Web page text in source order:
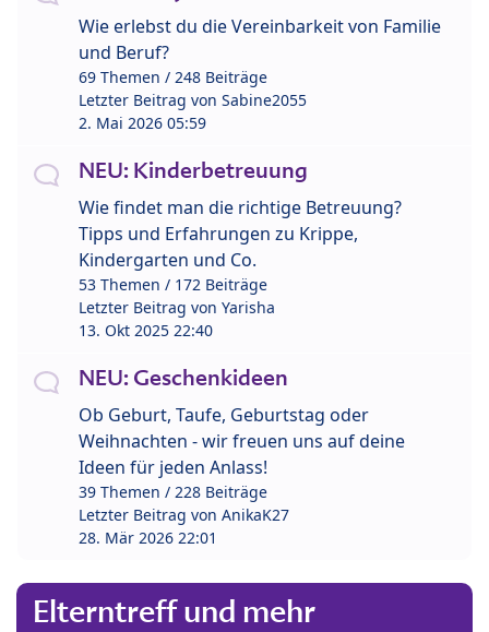
Wie erlebst du die Vereinbarkeit von Familie
und Beruf?
69 Themen / 248 Beiträge
Letzter Beitrag von Sabine2055
2. Mai 2026 05:59
NEU: Kinderbetreuung
Wie findet man die richtige Betreuung?
Tipps und Erfahrungen zu Krippe,
Kindergarten und Co.
53 Themen / 172 Beiträge
Letzter Beitrag von Yarisha
13. Okt 2025 22:40
NEU: Geschenkideen
Ob Geburt, Taufe, Geburtstag oder
Weihnachten - wir freuen uns auf deine
Ideen für jeden Anlass!
39 Themen / 228 Beiträge
Letzter Beitrag von AnikaK27
28. Mär 2026 22:01
Elterntreff und mehr